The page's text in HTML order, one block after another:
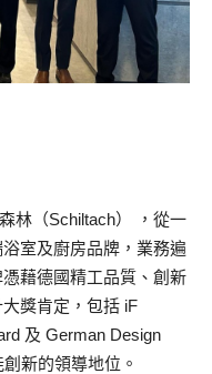
林（Schiltach） ，從一
室及廚房品牌，業務遍
藉德國精工品質、創新
獎肯定，包括 iF
及 German Design
新的領導地位。